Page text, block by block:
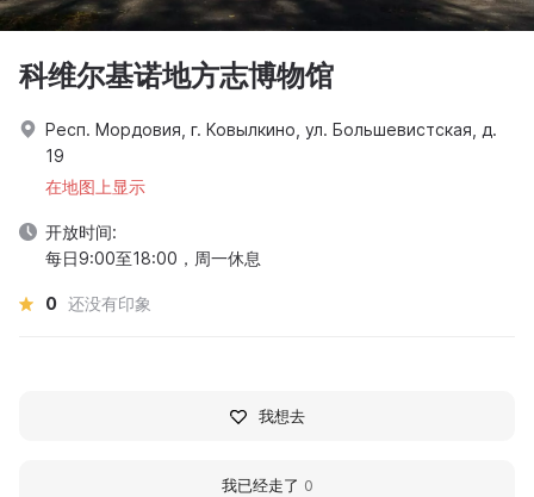
科维尔基诺地方志博物馆
Респ. Мордовия, г. Ковылкино, ул. Большевистская, д.
19
在地图上显示
开放时间:
每日9:00至18:00，周一休息
0 还没有印象
我想去
我已经走了 0